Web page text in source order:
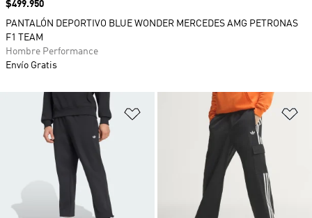
Añadir a la lista de deseos
Precio
$499.950
PANTALÓN DEPORTIVO BLUE WONDER MERCEDES AMG PETRONAS
F1 TEAM
Hombre Performance
Envío Gratis